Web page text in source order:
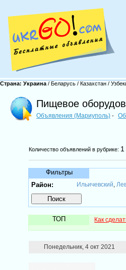
Страна: Украина / Беларусь / Казахстан /
Пищевое
Объявления (Мариуполь) -
Количество объявлений в рубрике: 1
Фильтры
Район:
Ильичевский
ТОП Как
Понедельник, 4 окт 2021